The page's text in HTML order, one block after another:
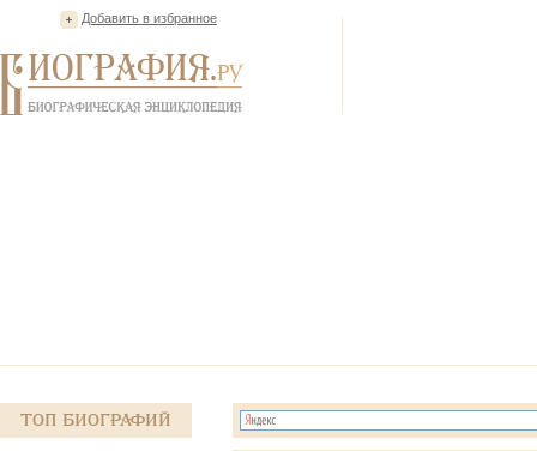
Добавить в избранное
Топ Биографий